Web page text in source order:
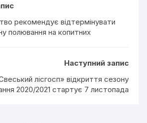
рекомендує відтермінувати
полювання на копитних
Наступний запис
лісгосп» відкриття сезону
2020/2021 стартує 7 листопада